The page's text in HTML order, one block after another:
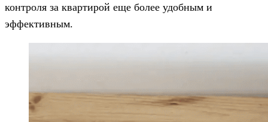
контроля за квартирой еще более удобным и
эффективным.